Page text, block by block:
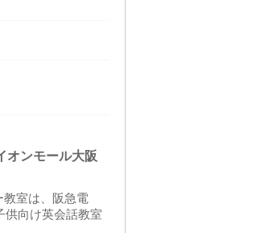
オンモール大阪
教室は、阪急電
供向け英会話教室